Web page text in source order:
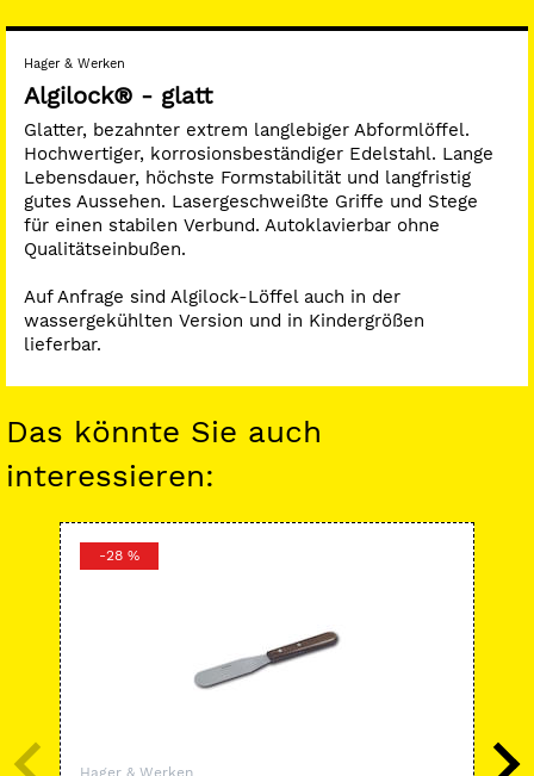
Hager & Werken
Algilock® - glatt
Glatter, bezahnter extrem langlebiger Abformlöffel.
Hochwertiger, korrosionsbeständiger Edelstahl. Lange
Lebensdauer, höchste Formstabilität und langfristig
gutes Aussehen. Lasergeschweißte Griffe und Stege
für einen stabilen Verbund. Autoklavierbar ohne
Qualitätseinbußen.
Auf Anfrage sind Algilock-Löffel auch in der
wassergekühlten Version und in Kindergrößen
lieferbar.
Das könnte Sie auch
interessieren:
-28 %
Hager & Werken